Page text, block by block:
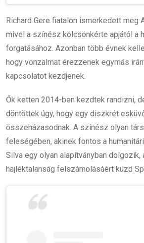
Richard Gere fiatalon ismerkedett meg
mivel a színész kölcsönkérte apjától a
forgatásához. Azonban több évnek
hogy vonzalmat érezzenek egymás
kapcsolatot kezdjenek.
Ők ketten 2014-ben kezdtek randizni,
döntöttek úgy, hogy egy diszkrét
összeházasodnak. A színész olyan
feleségében, akinek fontos a
Silva egy olyan alapítványban dolgozik,
hajléktalanság felszámolásáért küzd